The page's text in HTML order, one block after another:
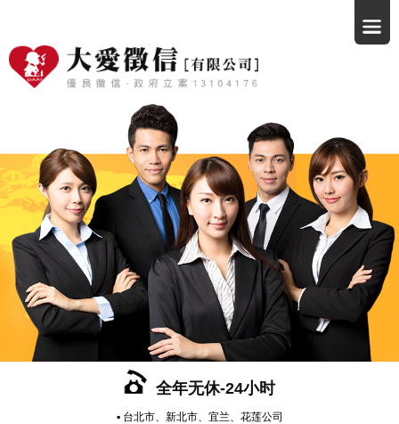
全年无休-24小时
▪ 台北市、新北市、宜兰、花莲公司